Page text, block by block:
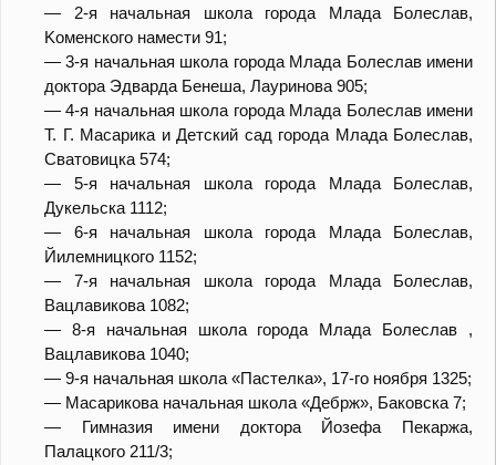
— 2-я начальная школа города Млада Болеслав,
Koменского намести 91;
— 3-я начальная школа города Млада Болеслав имени
доктора Эдварда Бенеша, Лауринова 905;
— 4-я начальная школа города Млада Болеслав имени
T. Г. Maсарика и Детский сад города Млада Болеслав,
Сватовицка 574;
— 5-я начальная школа города Млада Болеслав,
Дукельска 1112;
— 6-я начальная школа города Млада Болеслав,
Йилемницкого 1152;
— 7-я начальная школа города Млада Болеслав,
Вацлавикова 1082;
— 8-я начальная школа города Млада Болеслав ,
Вацлавикова 1040;
— 9-я начальная школа «Пастелка», 17-го ноября 1325;
— Maсарикова начальная школа «Дебрж», Баковска 7;
— Гимназия имени доктора Йозефа Пекаржа,
Палацкого 211/3;